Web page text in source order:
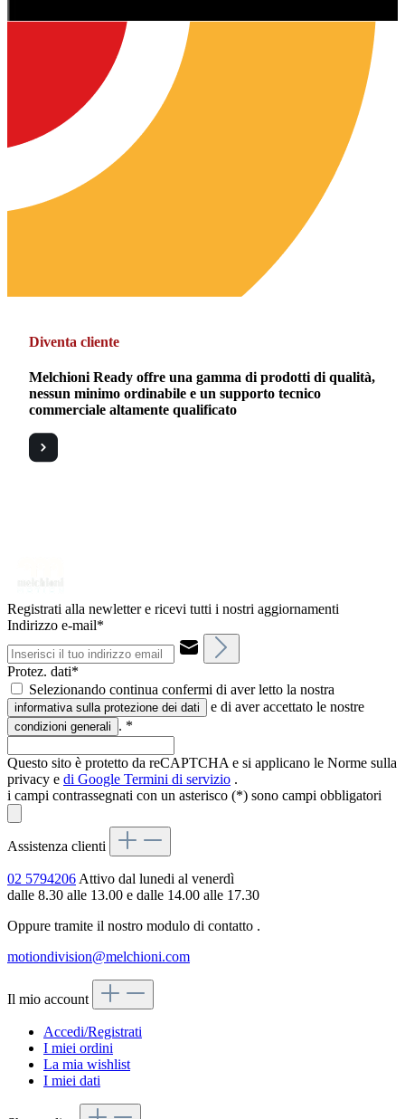
Diventa cliente
Melchioni Ready offre una gamma di prodotti di qualità,
nessun minimo ordinabile e un supporto tecnico
commerciale altamente qualificato
Registrati alla newletter e ricevi tutti i nostri aggiornamenti
Indirizzo e-mail*
Protez. dati*
Selezionando continua confermi di aver letto la nostra
informativa sulla protezione dei dati e di aver accettato le nostre
condizioni generali . *
Questo sito è protetto da reCAPTCHA e si applicano le Norme sulla
privacy e di Google Termini di servizio .
i campi contrassegnati con un asterisco (*) sono campi obbligatori
Assistenza clienti
02 5794206Attivo dal lunedi al venerdì
dalle 8.30 alle 13.00 e dalle 14.00 alle 17.30
Oppure tramite il nostro modulo di contatto .
motiondivision@melchioni.com
Il mio account
Accedi/Registrati
I miei ordini
La mia wishlist
I miei dati